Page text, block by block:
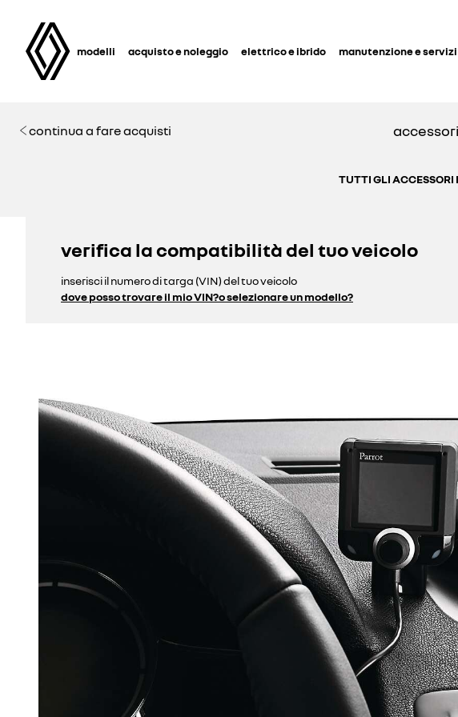
modelli acquisto e noleggio elettrico e ibrido manutenzione e servizi
continua a fare acquisti
TUTTI GLI ACCESSORI
verifica la compatibilità del tuo veicolo
inserisci il numero di targa (VIN) del tuo veicolo
dove posso trovare il mio VIN?o selezionare un modello?